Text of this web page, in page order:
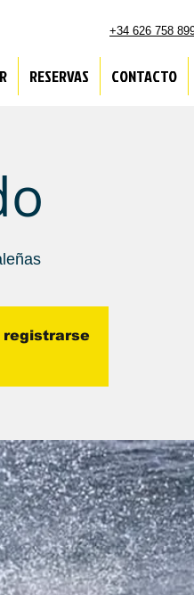
+34 626 758
RESERVAS CONTACTO
registrarse